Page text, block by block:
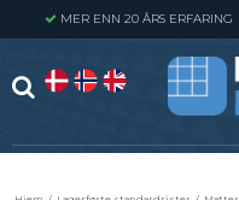
MER ENN 20 ÅRS ERFARING